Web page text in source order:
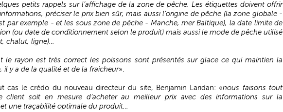
petits rappels sur l’affichage de la zone de pêche. Les étiquettes doivent offrir
préciser le prix bien sûr, mais aussi l’origine de pêche (la zone globale -
par exemple - et les sous zone de pêche - Manche, mer Baltique), la date limite de
(ou date de conditionnement selon le produit) mais aussi le mode de pêche utilisé
chalut, ligne)…
le rayon est très correct les poissons sont présentés sur glace ce qui maintien la
il y a de la qualité et de la fraicheur».
cas le crédo du nouveau directeur du site, Benjamin Laridan: «nous faisons tout
client soit en mesure d’acheter au meilleur prix avec des informations sur la
une traçabilité optimale du produit…